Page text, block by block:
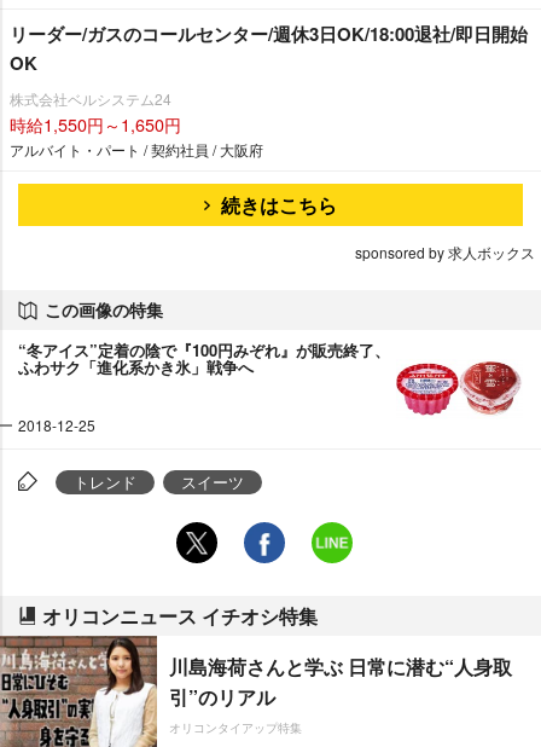
リーダー/ガスのコールセンター/週休3日OK/18:00退社/即日開始
OK
株式会社ベルシステム24
時給1,550円～1,650円
アルバイト・パート / 契約社員 / 大阪府
続きはこちら
sponsored by 求人ボックス
この画像の特集
“冬アイス”定着の陰で『100円みぞれ』が販売終了、
ふわサク「進化系かき氷」戦争へ
2018-12-25
トレンド スイーツ
オリコンニュース イチオシ特集
川島海荷さんと学ぶ 日常に潜む“人身取
引”のリアル
オリコンタイアップ特集